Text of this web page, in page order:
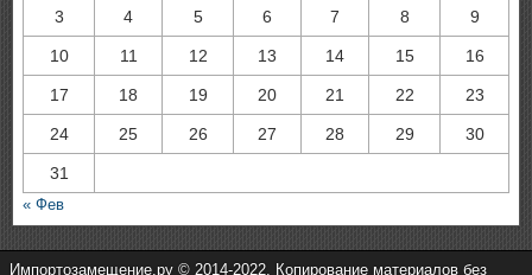
3 4 5 6 7 8 9
10 11 12 13 14 15 16
17 18 19 20 21 22 23
24 25 26 27 28 29 30
31
« Фев
Импортозамещение.ру © 2014-2022. Копирование материалов без